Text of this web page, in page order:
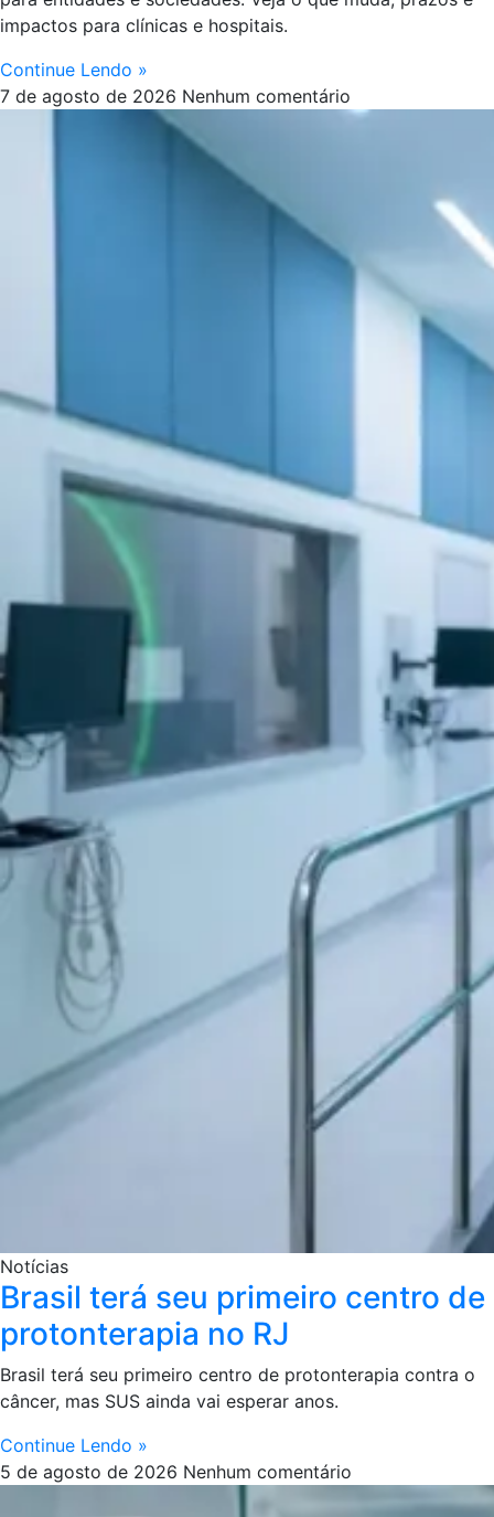
impactos para clínicas e hospitais.
Continue Lendo »
7 de agosto de 2026 Nenhum comentário
Notícias
Brasil terá seu primeiro centro de
protonterapia no RJ
Brasil terá seu primeiro centro de protonterapia contra o
câncer, mas SUS ainda vai esperar anos.
Continue Lendo »
5 de agosto de 2026 Nenhum comentário